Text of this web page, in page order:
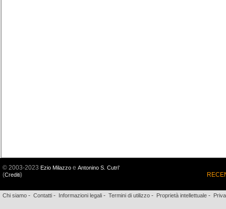
© 2003-2023 Ezio Milazzo e Antonino S. Cutri'
(Crediti)
Chi siamo - Contatti - Informazioni legali - Termini di utilizzo - Proprietà intellettuale -